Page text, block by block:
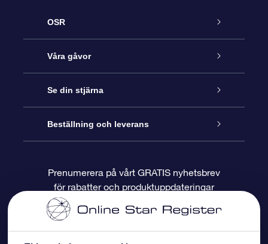
OSR
Kundtjänst
Kontakta oss
Blogg
Recensioner
Våra gåvor
Online-Stjärngåva
OSR Gåvopaket
OSR Presentkort
Företagspresenter
Se din stjärna
Stjärnregiste
Personlig Stjärnsida
One Million Stars
Beställning och leverans
Betalningsinformation
Prenumerera på vårt GRATIS nyhetsbrev
för rabatter och produktuppdateringar